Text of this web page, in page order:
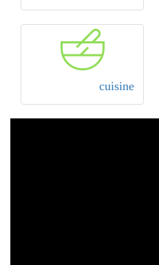
cuisine